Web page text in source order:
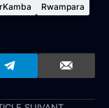
Rwampara